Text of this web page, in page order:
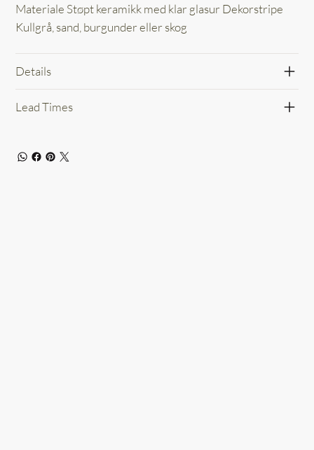
Materiale Støpt keramikk med klar glasur Dekorstripe
Kullgrå, sand, burgunder eller skog
Details
Lead Times